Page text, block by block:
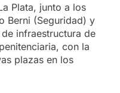
Plata, junto a los
Berni (Seguridad) y
infraestructura de
con la
plazas en los